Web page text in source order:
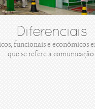
Diferenciais
funcionais e econômicos
que se refere a comunicação.